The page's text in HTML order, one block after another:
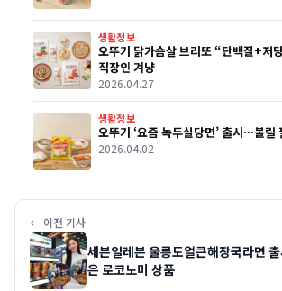
생활정보
오뚜기 닭가슴살 브리또 “단백질+저
직장인 겨냥
2026.04.27
생활정보
오뚜기 ‘요즘 녹두실당면’ 출시…불릴
2026.04.02
← 이전 기사
세븐일레븐 울릉도얼큰해장국라면
은 로코노미 상품